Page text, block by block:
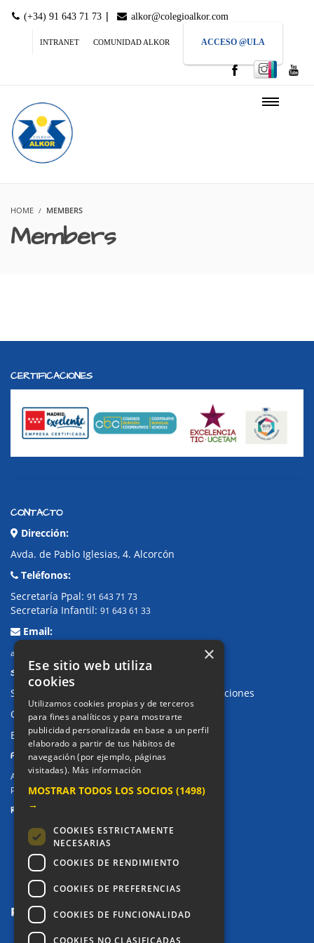
(+34) 91 643 71 73 | alkor@colegioalkor.com
INTRANET COMUNIDAD ALKOR ACCESO @ULA
HOME MEMBERS
Members
CERTIFICACIONES
CONTACTO
Dirección:
Avda. de Pablo Iglesias, 4. Alcorcón
Teléfonos:
Secretaría Ppal: 91 643 71 73
Secretaría Infantil: 91 643 61 33
Email:
alkor@colegioalkor.com
SUGERENCIAS Y CANAL DE DENUNCIAS
Sugerencias, Quejas, Reclamaciones y Felicitaciones
Canal de denuncias
Buzón denuncia drogas CM
PRIVACIDAD
Aviso legal / Política de privacidad
Política de Cookies
REDES SOCIALES
×
Ese sitio web utiliza
cookies
Utilizamos cookies propias y de terceros
para fines analíticos y para mostrarte
publicidad personalizada en base a un perfil
elaborado a partir de tus hábitos de
navegación (por ejemplo, páginas
visitadas). Más información
MOSTRAR TODOS LOS SOCIOS (1498)
→
COOKIES ESTRICTAMENTE
NECESARIAS
COOKIES DE RENDIMIENTO
COOKIES DE PREFERENCIAS
COOKIES DE FUNCIONALIDAD
COOKIES NO CLASIFICADAS